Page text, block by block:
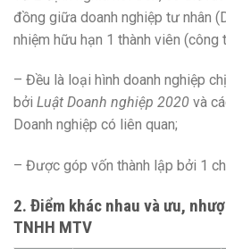
đồng giữa doanh nghiệp tư nhân
nhiệm hữu hạn 1 thành viên (công
– Đều là loại hình doanh nghiệp
bởi Luật Doanh nghiệp 2020 và
Doanh nghiệp có liên quan;
– Được góp vốn thành lập bởi 1
2. Điểm khác nhau và ưu,
TNHH MTV